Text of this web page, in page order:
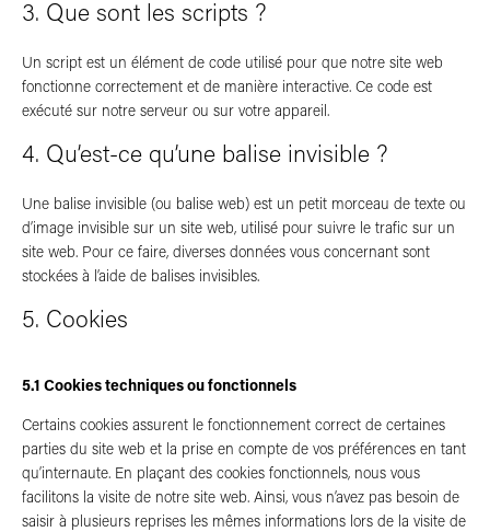
3. Que sont les scripts ?
Un script est un élément de code utilisé pour que notre site web
fonctionne correctement et de manière interactive. Ce code est
exécuté sur notre serveur ou sur votre appareil.
4. Qu’est-ce qu’une balise invisible ?
Une balise invisible (ou balise web) est un petit morceau de texte ou
d’image invisible sur un site web, utilisé pour suivre le trafic sur un
site web. Pour ce faire, diverses données vous concernant sont
stockées à l’aide de balises invisibles.
5. Cookies
5.1 Cookies techniques ou fonctionnels
Certains cookies assurent le fonctionnement correct de certaines
parties du site web et la prise en compte de vos préférences en tant
qu’internaute. En plaçant des cookies fonctionnels, nous vous
facilitons la visite de notre site web. Ainsi, vous n’avez pas besoin de
saisir à plusieurs reprises les mêmes informations lors de la visite de